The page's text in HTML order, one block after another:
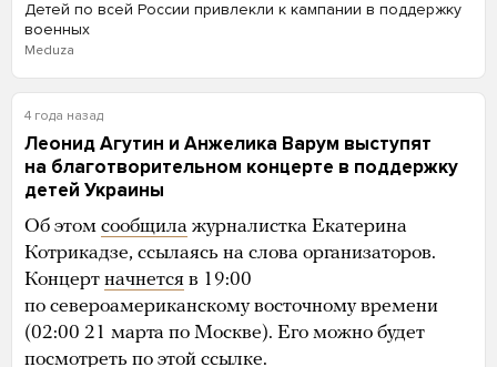
Детей по всей России привлекли к кампании в поддержку
военных
Meduza
4 года назад
Леонид Агутин и Анжелика Варум выступят
на благотворительном концерте в поддержку
детей Украины
Об этом сообщила журналистка Екатерина
Котрикадзе, ссылаясь на слова организаторов.
Концерт начнется в 19:00
по североамериканскому восточному времени
(02:00 21 марта по Москве). Его можно будет
посмотреть по этой ссылке.